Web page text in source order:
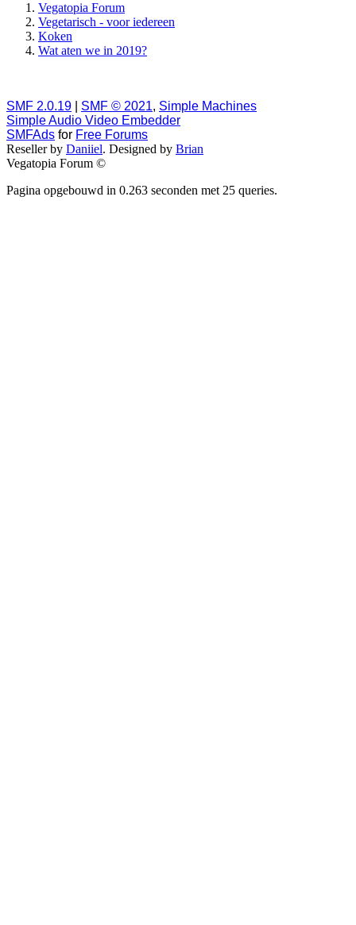
Vegatopia Forum
Vegetarisch - voor iedereen
Koken
Wat aten we in 2019?
SMF 2.0.19 SMF © 2021, Simple Machines
Simple Audio Video Embedder
SMFAds for Free Forums
Reseller by Daniiel. Designed by Brian
Vegatopia Forum ©
Pagina opgebouwd in 0.263 seconden met 25 queries.